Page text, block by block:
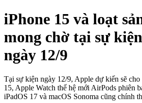
iPhone 15 và loạt
mong chờ tại sự
ngày 12/9
Tại sự kiện ngày 12/9, Apple dự kiến sẽ cho
15, Apple Watch thế hệ mới AirPods phiên
iPadOS 17 và macOS Sonoma cũng chính